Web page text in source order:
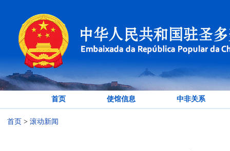
首页 使馆信息 中非关系
首页 > 滚动新闻